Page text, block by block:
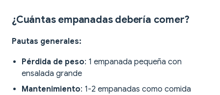
¿Cuántas empanadas debería comer?
Pautas generales:
Pérdida de peso: 1 empanada pequeña con
ensalada grande
Mantenimiento: 1-2 empanadas como comida